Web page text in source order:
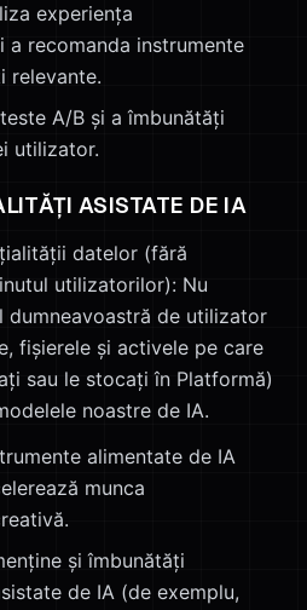
experiența
a recomanda instrumente
relevante.
A/B și a îmbunătăți
utilizator.
ASISTATE DE IA
datelor (fără
utilizatorilor): Nu
dumneavoastră de utilizator
fișierele și activele pe care
sau le stocați în Platformă)
noastre de IA.
alimentate de IA
munca
și îmbunătăți
de IA (de exemplu,